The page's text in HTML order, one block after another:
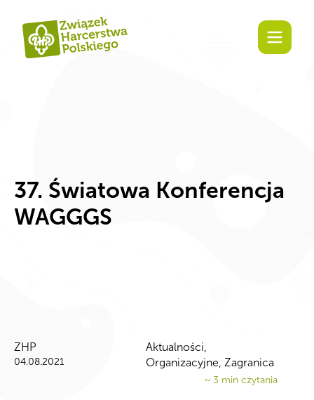
37. Światowa Konferencja
WAGGGS
ZHP
04.08.2021
Aktualności,
Organizacyjne, Zagranica
~ 3 min czytania